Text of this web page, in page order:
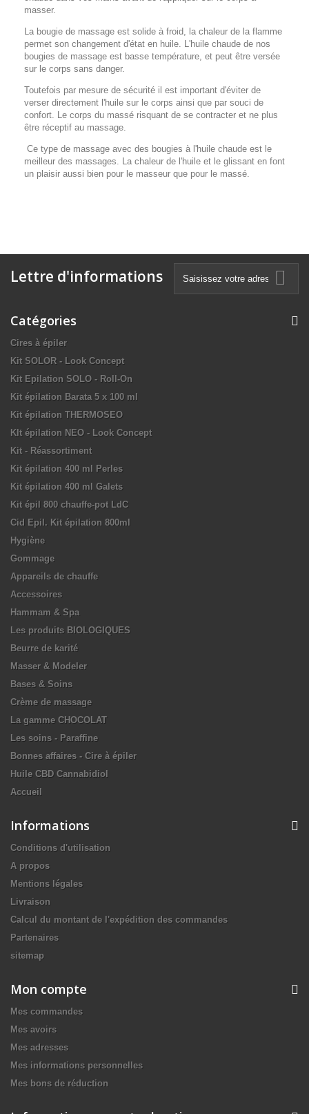
masser.
La bougie de massage est solide à froid, la chaleur de la flamme
permet son changement d'état en huile. L'huile chaude de nos
bougies de massage est basse température, et peut être versée
sur le corps sans danger.
Toutefois par mesure de sécurité il est important d'éviter de
verser directement l'huile sur le corps ainsi que par souci de
confort. Le corps du massé risquant de se contracter et ne plus
être réceptif au massage.
Ce type de massage avec des bougies à l'huile chaude est le
meilleur des massages. La chaleur de l'huile et le glissant en font
un plaisir aussi bien pour le masseur que pour le massé.
Lettre d'informations
Catégories
Cires à épiler
Kit SOLOR - Look Concept
Kit Epilation SOLO - Roll-On
Kit épilation Barata 5 x 100 ml
Kit épilation THERMOSEO
KIt épilation NEO - Look Concept
Kit - Réassortiment
Kit épilation 400 ml Perles
Kit épilation 400 ml Galets
Kit épil 800 chauffe-pot LdC
Cid Epil. Kit épilation 800ml
Hygiène
Gommage
Appareils de chauffe
Accessoires
Hammam & Spa
Les produits BIOLOGIQUES
Beurre de karité
Masser & Modeler
Bases & Soins
Crème de massage
La gamme CHOCOLAT
Les soins - Paraffine
Bonnes affaires - Cire à épiler
Huile CBD Cannabidiol
Accueil
Informations
Conditions d'utilisation
A propos
Mentions légales
Livraison
Calcul du montant de l'expédition des commandes
Partenaires
sitemap
Mon compte
Mes commandes
Mes avoirs
Mes adresses
Mes informations personnelles
Mes bons de réduction